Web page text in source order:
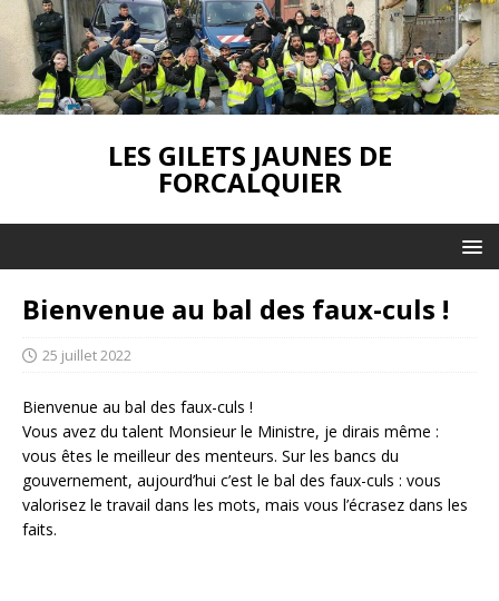
LES GILETS JAUNES DE
FORCALQUIER
Bienvenue au bal des faux-culs !
25 juillet 2022
Bienvenue au bal des faux-culs !
Vous avez du talent Monsieur le Ministre, je dirais même :
vous êtes le meilleur des menteurs. Sur les bancs du
gouvernement, aujourd’hui c’est le bal des faux-culs : vous
valorisez le travail dans les mots, mais vous l’écrasez dans les
faits.